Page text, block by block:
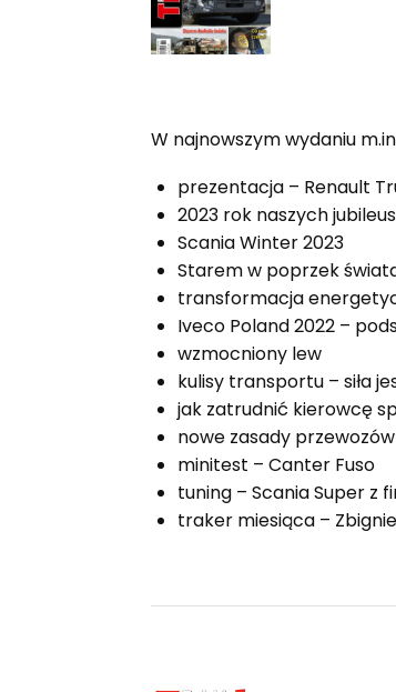
W najnowszym wydaniu
prezentacja – Renault
2023 rok naszych
Scania Winter 2023
Starem w poprzek
transformacja
Iveco Poland 2022 –
wzmocniony lew
kulisy transportu – siła
jak zatrudnić kierowcę
nowe zasady
minitest – Canter Fuso
tuning – Scania Super z
traker miesiąca –